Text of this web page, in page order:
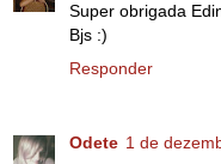
Super obrigada
Bjs :)
Responder
Odete 1 de